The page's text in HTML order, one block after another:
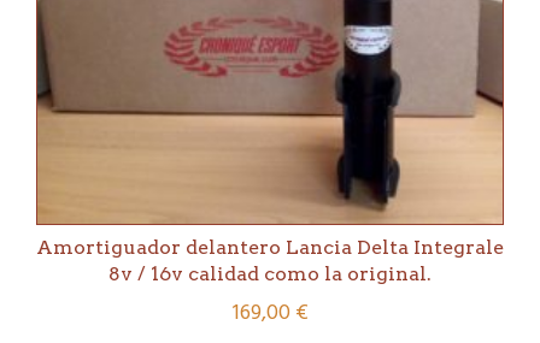
Amortiguador delantero Lancia Delta Integrale
8v / 16v calidad como la original.
169,00€